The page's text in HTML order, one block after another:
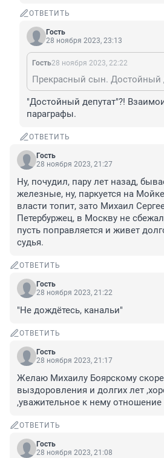
ОТВЕТИТЬ
Гость
28 ноября 2023, 23:13
Гость28 ноября 2023, 22:22
"Достойный депутат"?!
параграфы.
ОТВЕТИТЬ
Гость
28 ноября 2023, 21:27
Ну, почудил, пару лет назад,
железные, ну, паркуется на
власти топит, зато Михаил
Петербуржец, в Москву не
пусть поправляется и живет
судья.
ОТВЕТИТЬ
Гость
28 ноября 2023, 21:22
"Не дождётесь, канальи"
ОТВЕТИТЬ
Гость
28 ноября 2023, 21:17
Желаю Михаилу Боярскому
выздоровления и долгих лет
,уважительное к нему отношение
ОТВЕТИТЬ
Гость
28 ноября 2023, 21:08